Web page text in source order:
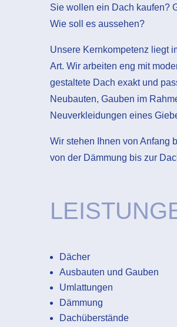
Sie wollen ein Dach kaufen?
Wie soll es aussehen?
Unsere Kernkompetenz liegt
Art. Wir arbeiten eng mit
gestaltete Dach exakt und
Neubauten, Gauben im
Neuverkleidungen eines
Wir stehen Ihnen von Anfang
von der Dämmung bis zur
Dächer
Ausbauten und Gauben
Umlattungen
Dämmung
Dachüberstände